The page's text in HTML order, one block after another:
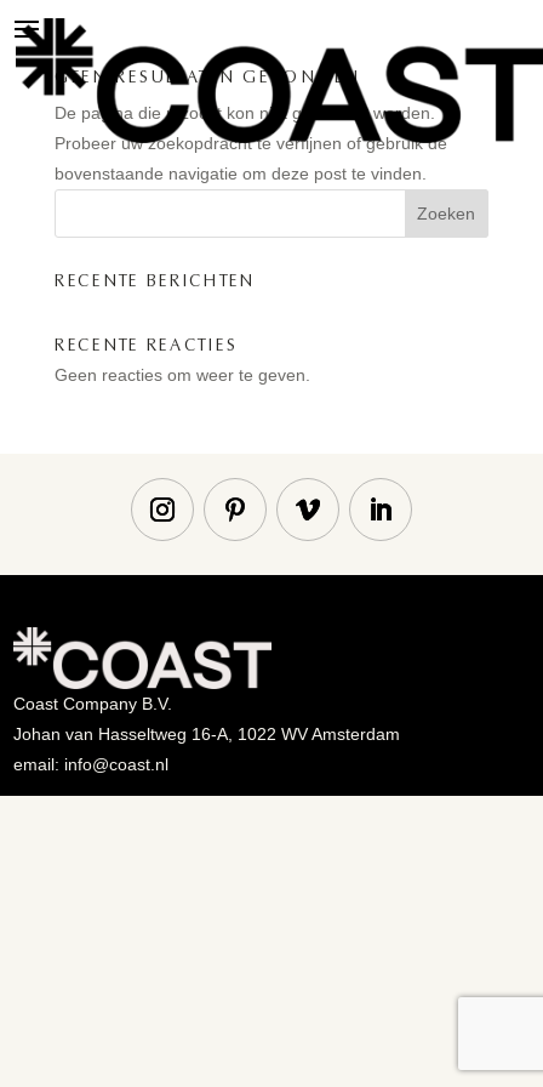
GEEN RESULTATEN GEVONDEN
De pagina die u zocht kon niet gevonden worden.
Probeer uw zoekopdracht te verfijnen of gebruik de
bovenstaande navigatie om deze post te vinden.
Zoeken
RECENTE BERICHTEN
RECENTE REACTIES
Geen reacties om weer te geven.
Coast Company B.V.
Johan van Hasseltweg 16-A, 1022 WV Amsterdam
email: info@coast.nl